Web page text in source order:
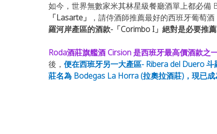
如今，世界無數家米其林星級餐廳酒單上都必備
「Lasarte」
，請侍酒師推薦最好的西班牙葡萄酒
羅河岸產區的酒款-「Corimbo I」絕對是必要推薦
Roda酒莊旗艦酒 Cirsion 是西班牙最高價酒款之
後， 便在西班牙另一大產區- Ribera del Duero
莊名為 Bodegas La Horra (拉奧拉酒莊)，現已成